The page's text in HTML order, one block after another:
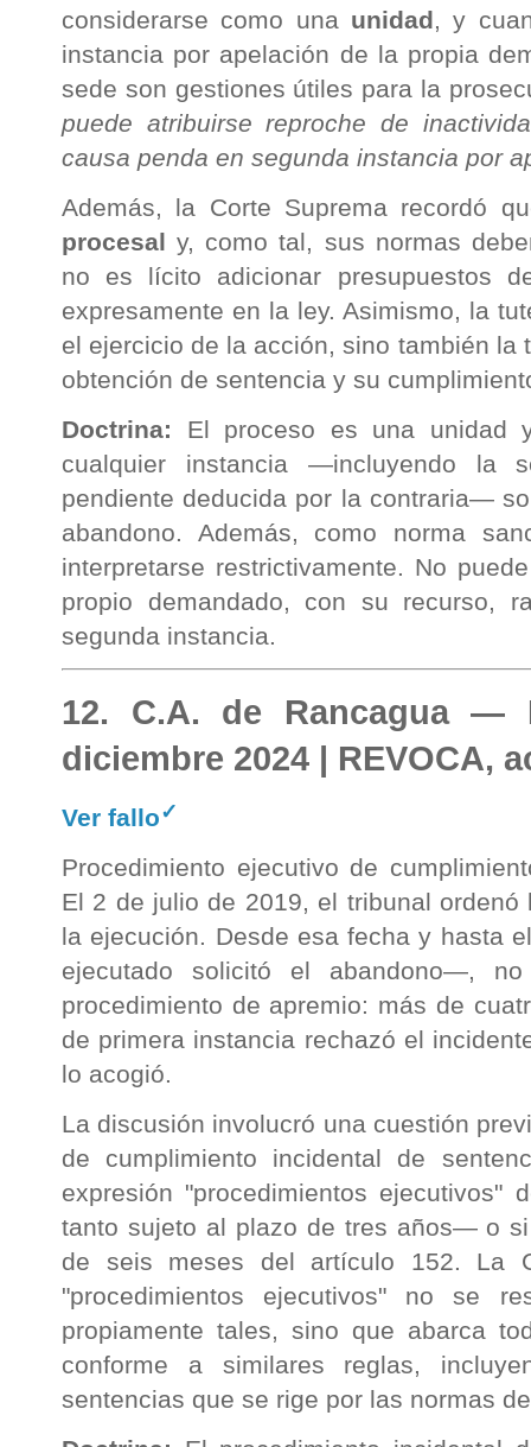
considerarse como una unidad , y
instancia por apelación de la propia
sede son gestiones útiles para la
puede atribuirse reproche de
causa penda en segunda instancia por
Además, la Corte Suprema recordó
procesal y, como tal, sus normas
no es lícito adicionar presupuestos
expresamente en la ley. Asimismo, la
el ejercicio de la acción, sino también la
obtención de sentencia y su
Doctrina: El proceso es una unidad
cualquier instancia —incluyendo la
pendiente deducida por la contraria—
abandono. Además, como norma
interpretarse restrictivamente. No
propio demandado, con su recurso,
segunda instancia.
12. C.A. de Rancagua —
diciembre 2024 | REVOCA,
Ver fallo✓
Procedimiento ejecutivo de
El 2 de julio de 2019, el tribunal
la ejecución. Desde esa fecha y hasta
ejecutado solicitó el abandono—,
procedimiento de apremio: más de
de primera instancia rechazó el
lo acogió.
La discusión involucró una cuestión
de cumplimiento incidental de
expresión "procedimientos
tanto sujeto al plazo de tres años— o
de seis meses del artículo 152. La
"procedimientos ejecutivos" no se
propiamente tales, sino que abarca
conforme a similares reglas,
sentencias que se rige por las normas